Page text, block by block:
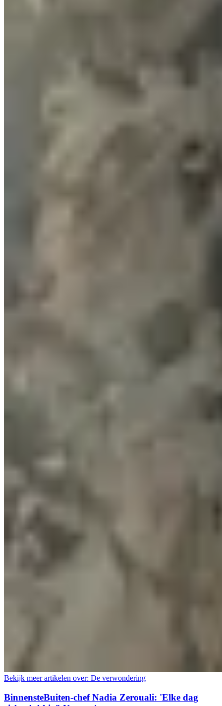
Bekijk meer artikelen over: De verwondering
BinnensteBuiten-chef Nadia Zerouali: 'Elke dag